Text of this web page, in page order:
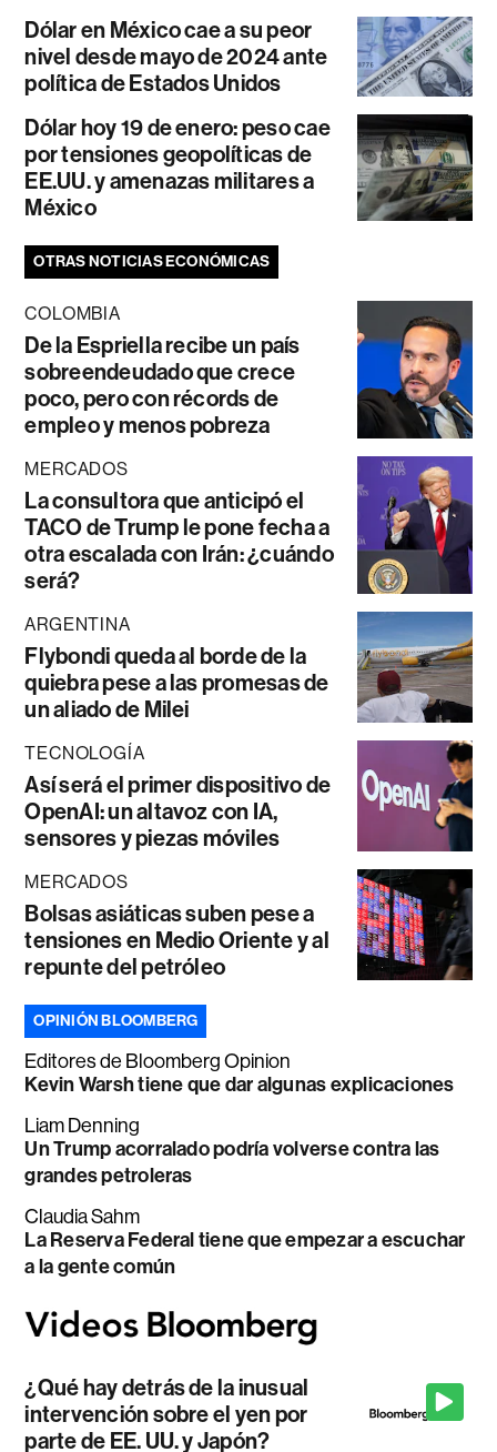
Dólar en México cae a su peor
nivel desde mayo de 2024 ante
política de Estados Unidos
Dólar hoy 19 de enero: peso cae
por tensiones geopolíticas de
EE.UU. y amenazas militares a
México
OTRAS NOTICIAS ECONÓMICAS
COLOMBIA
De la Espriella recibe un país
sobreendeudado que crece
poco, pero con récords de
empleo y menos pobreza
MERCADOS
La consultora que anticipó el
TACO de Trump le pone fecha a
otra escalada con Irán: ¿cuándo
será?
ARGENTINA
Flybondi queda al borde de la
quiebra pese a las promesas de
un aliado de Milei
TECNOLOGÍA
Así será el primer dispositivo de
OpenAI: un altavoz con IA,
sensores y piezas móviles
MERCADOS
Bolsas asiáticas suben pese a
tensiones en Medio Oriente y al
repunte del petróleo
OPINIÓN BLOOMBERG
Editores de Bloomberg Opinion
Kevin Warsh tiene que dar algunas explicaciones
Liam Denning
Un Trump acorralado podría volverse contra las
grandes petroleras
Claudia Sahm
La Reserva Federal tiene que empezar a escuchar
a la gente común
¿Qué hay detrás de la inusual
intervención sobre el yen por
parte de EE. UU. y Japón?